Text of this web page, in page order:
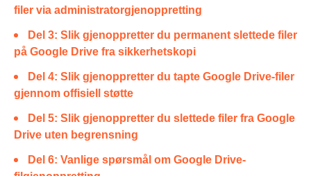
filer via administratorgjenoppretting
Del 3: Slik gjenoppretter du permanent slettede filer
på Google Drive fra sikkerhetskopi
Del 4: Slik gjenoppretter du tapte Google Drive-filer
gjennom offisiell støtte
Del 5: Slik gjenoppretter du slettede filer fra Google
Drive uten begrensning
Del 6: Vanlige spørsmål om Google Drive-